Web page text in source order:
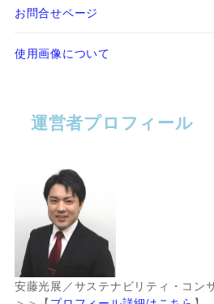
お問合せページ
使用画像について
運営者プロフィール
安藤光展／サステナビリティ・コン